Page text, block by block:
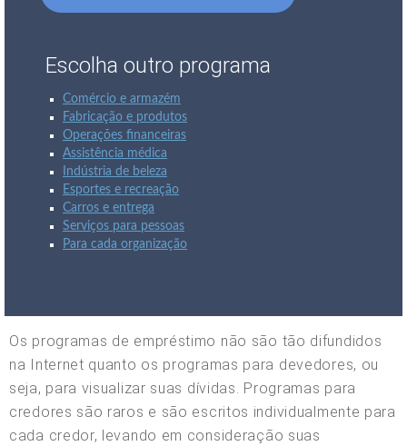
Escolha outro programa
Comércio e armazém
Fabricação e produtos
Operações financeiras
Assistência médica
Indústria de beleza
Esportes e recreação
Carros e entrega
Serviços para pessoas
Para cada organização
Os programas de empréstimo não são tão difundidos
na Internet quanto os programas para devedores, ou
seja, para visualizar suas dívidas. Programas para
credores são raros e são escritos individualmente para
cada credor, levando em consideração suas